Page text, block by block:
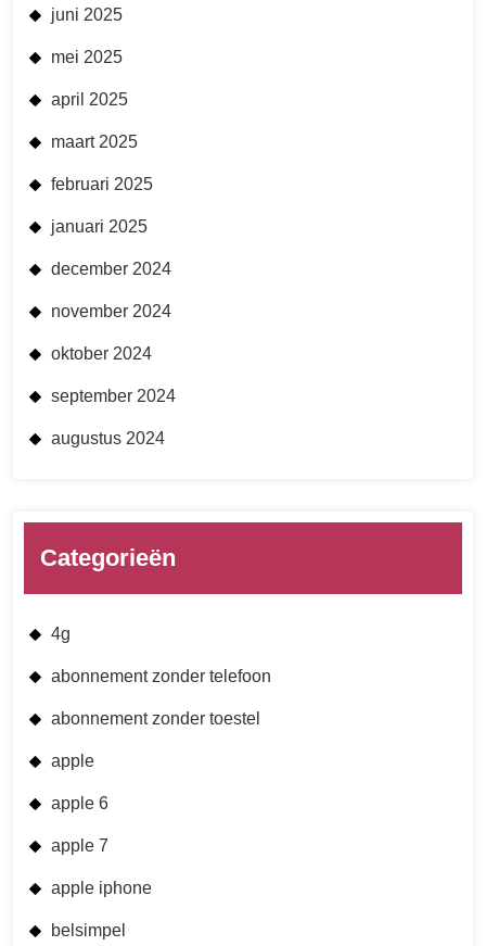
juni 2025
mei 2025
april 2025
maart 2025
februari 2025
januari 2025
december 2024
november 2024
oktober 2024
september 2024
augustus 2024
Categorieën
4g
abonnement zonder telefoon
abonnement zonder toestel
apple
apple 6
apple 7
apple iphone
belsimpel